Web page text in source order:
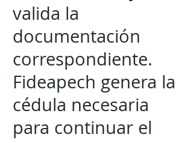
valida la
documentación
correspondiente.
Fideapech genera la
cédula necesaria
para continuar el